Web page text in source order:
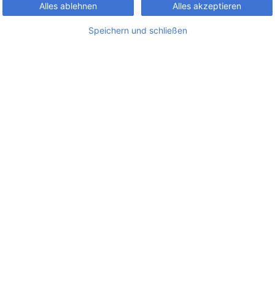
Alles ablehnen Alles akzeptieren
Speichern und schließen